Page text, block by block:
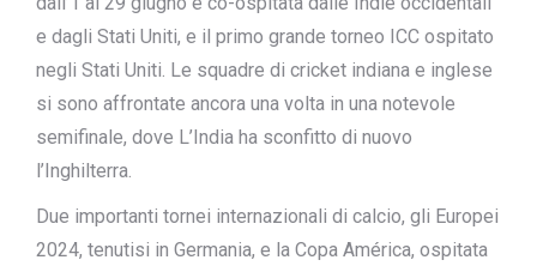
e dagli Stati Uniti, e il primo grande torneo ICC ospitato
negli Stati Uniti. Le squadre di cricket indiana e inglese
si sono affrontate ancora una volta in una notevole
semifinale, dove L’India ha sconfitto di nuovo
l’Inghilterra.
Due importanti tornei internazionali di calcio, gli Europei
2024, tenutisi in Germania, e la Copa América, ospitata